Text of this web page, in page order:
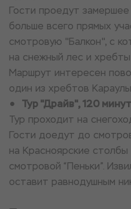
Гости проедут
больше всего прямых
смотровую "Балкон", с
на снежный лес и хребты
Маршрут интересен
один из хребтов
Тур "Драйв", 120 минут
Тур проходит на
Гости доедут до
на Красноярские
смотровой “Пеньки”.
оставит равнодушным